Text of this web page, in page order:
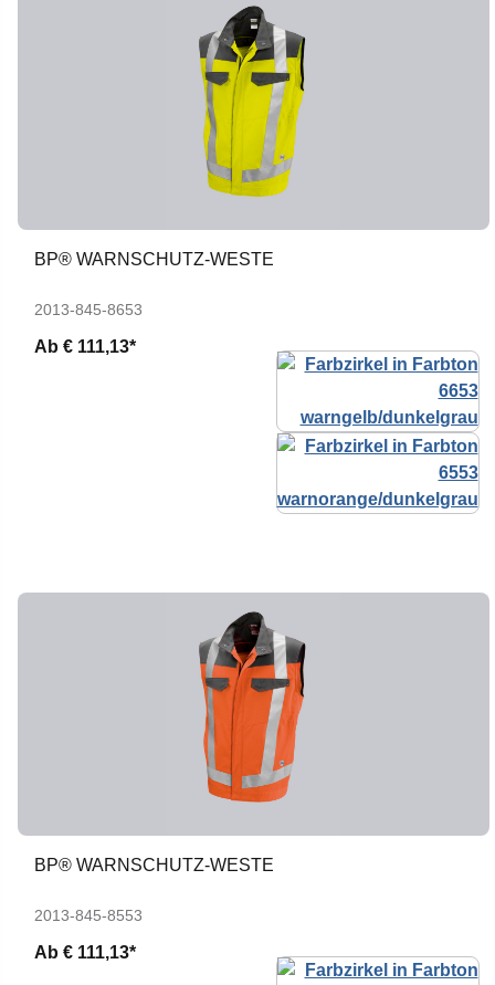
BP® WARNSCHUTZ-WESTE
2013-845-8653
Ab € 111,13*
BP® WARNSCHUTZ-WESTE
2013-845-8553
Ab € 111,13*